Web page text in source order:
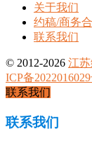
关于我们
约稿/商务
联系我们
© 2012-2026 江
ICP备
联系我们
联系我们